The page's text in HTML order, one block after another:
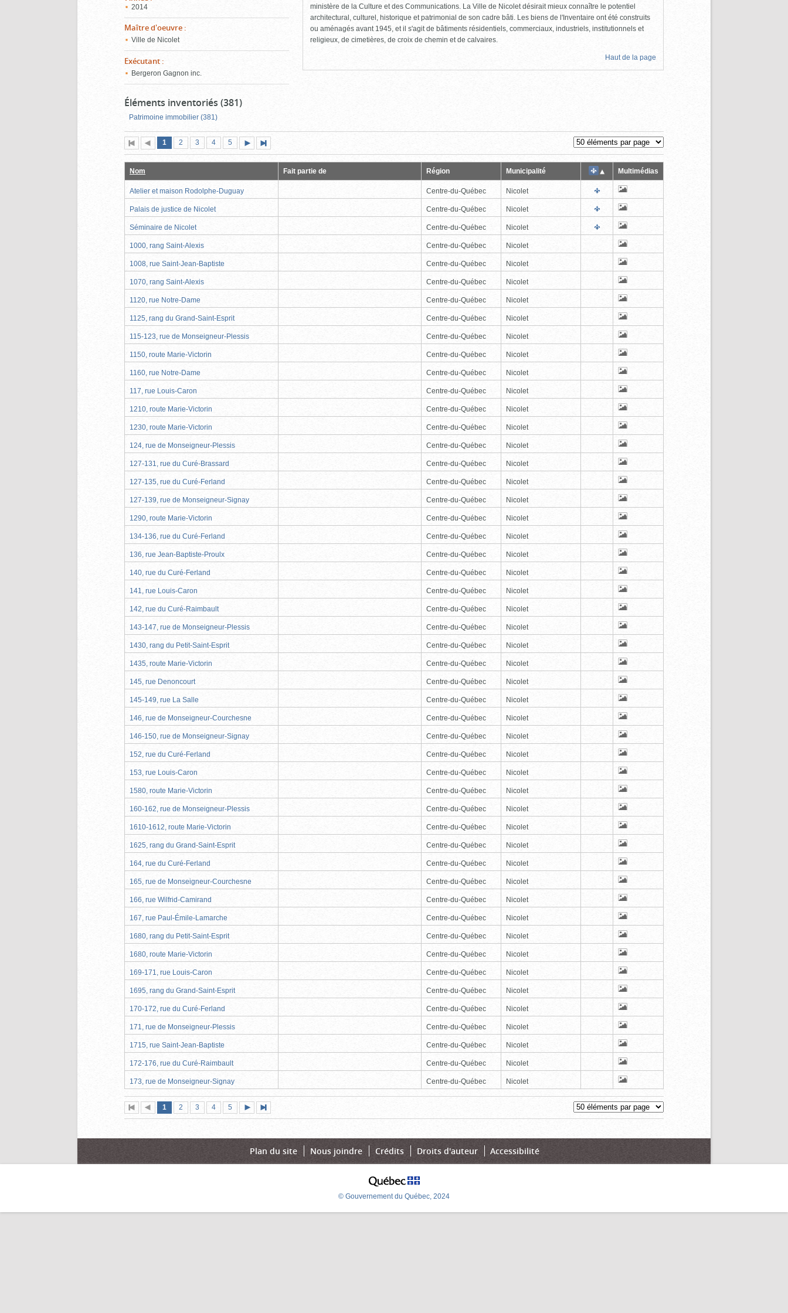
2014
Maître d'oeuvre :
Ville de Nicolet
Exécutant :
Bergeron Gagnon inc.
ministère de la Culture et des Communications. La Ville de Nicolet désirait mieux connaître le potentiel
architectural, culturel, historique et patrimonial de son cadre bâti. Les biens de l'Inventaire ont été construits
ou aménagés avant 1945, et il s'agit de bâtiments résidentiels, commerciaux, industriels, institutionnels et
religieux, de cimetières, de croix de chemin et de calvaires.
Haut de la page
Éléments inventoriés (381)
Patrimoine immobilier (381)
Première
page
Page
précédente
Page
1 (page
actuelle)
Page
2 Page
3 Page
4 Page
5
suivante
page
Nom Fait partie de Région Municipalité Multimédias
Atelier et maison Rodolphe-Duguay Centre-du-Québec Nicolet
Palais de justice de Nicolet Centre-du-Québec Nicolet
Séminaire de Nicolet Centre-du-Québec Nicolet
1000, rang Saint-Alexis Centre-du-Québec Nicolet
1008, rue Saint-Jean-Baptiste Centre-du-Québec Nicolet
1070, rang Saint-Alexis Centre-du-Québec Nicolet
1120, rue Notre-Dame Centre-du-Québec Nicolet
1125, rang du Grand-Saint-Esprit Centre-du-Québec Nicolet
115-123, rue de Monseigneur-Plessis Centre-du-Québec Nicolet
1150, route Marie-Victorin Centre-du-Québec Nicolet
1160, rue Notre-Dame Centre-du-Québec Nicolet
117, rue Louis-Caron Centre-du-Québec Nicolet
1210, route Marie-Victorin Centre-du-Québec Nicolet
1230, route Marie-Victorin Centre-du-Québec Nicolet
124, rue de Monseigneur-Plessis Centre-du-Québec Nicolet
127-131, rue du Curé-Brassard Centre-du-Québec Nicolet
127-135, rue du Curé-Ferland Centre-du-Québec Nicolet
127-139, rue de Monseigneur-Signay Centre-du-Québec Nicolet
1290, route Marie-Victorin Centre-du-Québec Nicolet
134-136, rue du Curé-Ferland Centre-du-Québec Nicolet
136, rue Jean-Baptiste-Proulx Centre-du-Québec Nicolet
140, rue du Curé-Ferland Centre-du-Québec Nicolet
141, rue Louis-Caron Centre-du-Québec Nicolet
142, rue du Curé-Raimbault Centre-du-Québec Nicolet
143-147, rue de Monseigneur-Plessis Centre-du-Québec Nicolet
1430, rang du Petit-Saint-Esprit Centre-du-Québec Nicolet
1435, route Marie-Victorin Centre-du-Québec Nicolet
145, rue Denoncourt Centre-du-Québec Nicolet
145-149, rue La Salle Centre-du-Québec Nicolet
146, rue de Monseigneur-Courchesne Centre-du-Québec Nicolet
146-150, rue de Monseigneur-Signay Centre-du-Québec Nicolet
152, rue du Curé-Ferland Centre-du-Québec Nicolet
153, rue Louis-Caron Centre-du-Québec Nicolet
1580, route Marie-Victorin Centre-du-Québec Nicolet
160-162, rue de Monseigneur-Plessis Centre-du-Québec Nicolet
1610-1612, route Marie-Victorin Centre-du-Québec Nicolet
1625, rang du Grand-Saint-Esprit Centre-du-Québec Nicolet
164, rue du Curé-Ferland Centre-du-Québec Nicolet
165, rue de Monseigneur-Courchesne Centre-du-Québec Nicolet
166, rue Wilfrid-Camirand Centre-du-Québec Nicolet
167, rue Paul-Émile-Lamarche Centre-du-Québec Nicolet
1680, rang du Petit-Saint-Esprit Centre-du-Québec Nicolet
1680, route Marie-Victorin Centre-du-Québec Nicolet
169-171, rue Louis-Caron Centre-du-Québec Nicolet
1695, rang du Grand-Saint-Esprit Centre-du-Québec Nicolet
170-172, rue du Curé-Ferland Centre-du-Québec Nicolet
171, rue de Monseigneur-Plessis Centre-du-Québec Nicolet
1715, rue Saint-Jean-Baptiste Centre-du-Québec Nicolet
172-176, rue du Curé-Raimbault Centre-du-Québec Nicolet
173, rue de Monseigneur-Signay Centre-du-Québec Nicolet
Première
page
Page
précédente
Page
1 (page
actuelle)
Page
2 Page
3 Page
4 Page
5
suivante
page
Plan du site Nous joindre Crédits Droits d'auteur Accessibilité
© Gouvernement du Québec, 2024